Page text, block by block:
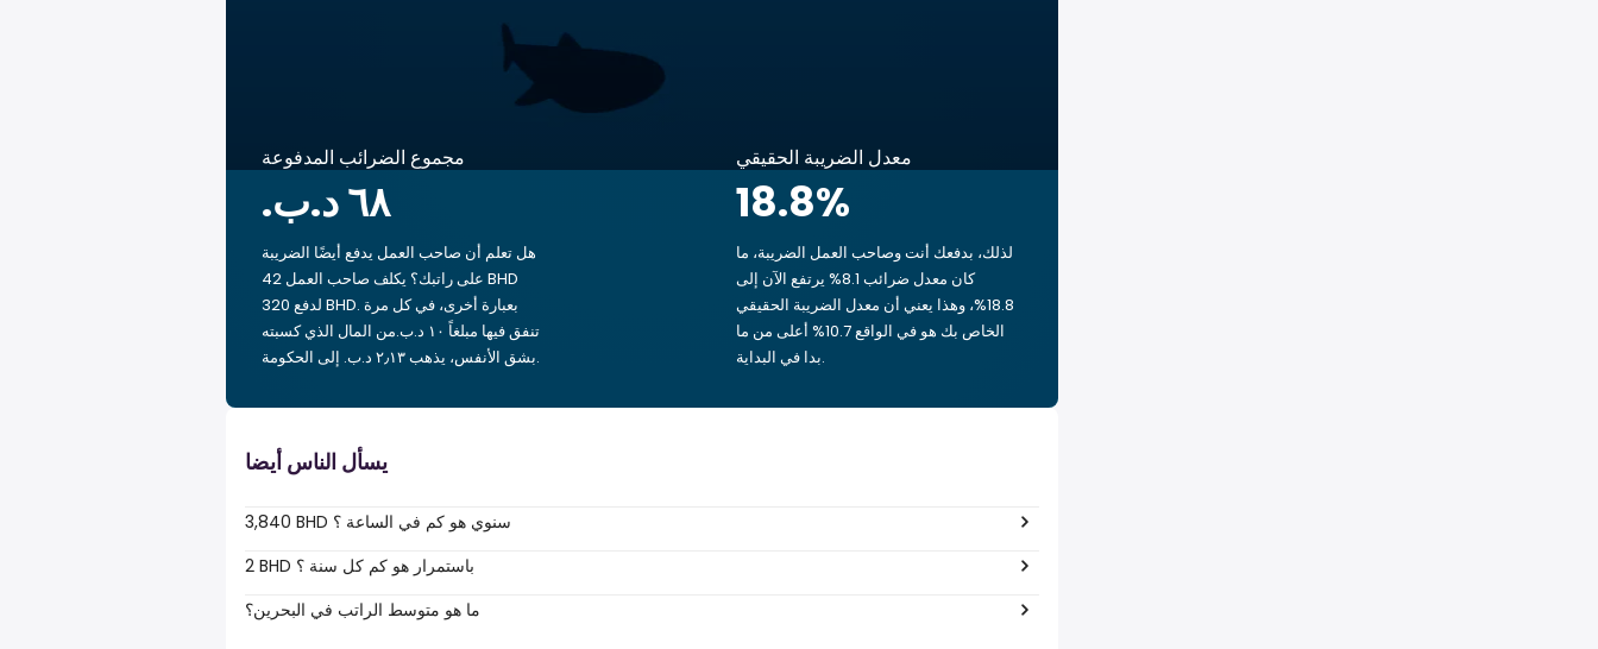
مجموع الضرائب المدفوعة
هل تعلم أن صاحب العمل يدفع أيضًا الضريبة
على راتبك؟ يكلف صاحب العمل 42 BHD
لدفع 320 BHD. بعبارة أخرى، في كل مرة
تنفق فيها مبلغاً ‏١٠ د.ب.‏من المال الذي كسبته
بشق الأنفس، يذهب ‏٢٫١٣ د.ب.‏ إلى الحكومة.
معدل الضريبة الحقيقي
18.8%
لذلك، بدفعك أنت وصاحب العمل الضريبة، ما
كان معدل ضرائب 8.1% يرتفع الآن إلى
18.8%، وهذا يعني أن معدل الضريبة الحقيقي
الخاص بك هو في الواقع 10.7% أعلى من ما
بدا في البداية.
يسأل الناس أيضا
3,840 BHD سنوي هو كم في الساعة ؟
2 BHD باستمرار هو كم كل سنة ؟
ما هو متوسط الراتب في البحرين؟